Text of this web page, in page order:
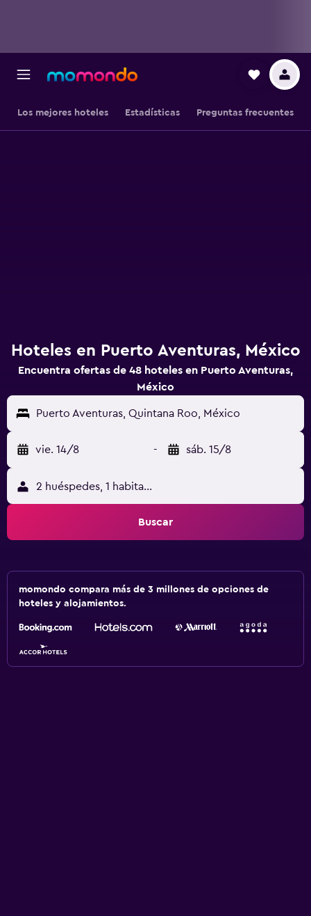
Los mejores hoteles Estadísticas Preguntas frecuentes
Hoteles en Puerto Aventuras, México
Encuentra ofertas de 48 hoteles en Puerto Aventuras,
México
Puerto Aventuras, Quintana Roo, México
vie. 14/8 - sáb. 15/8
2 huéspedes, 1 habitación
Buscar
momondo compara más de 3 millones de opciones de
hoteles y alojamientos.